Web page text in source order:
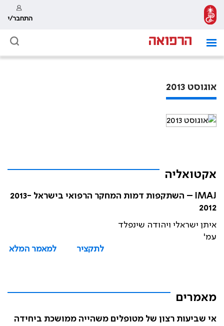
התחבר/י
אוגוסט 2013
אקטואליה
IMAJ – השתקפות דמות המחקר הרפואי בישראל 2013-
2012
איתן ישראלי ויהודה שינפלד
עמ'
לתקציר
למאמר המלא
מאמרים
אי שביעות רצון של מטופלים משהייה ממושכת ביחידה